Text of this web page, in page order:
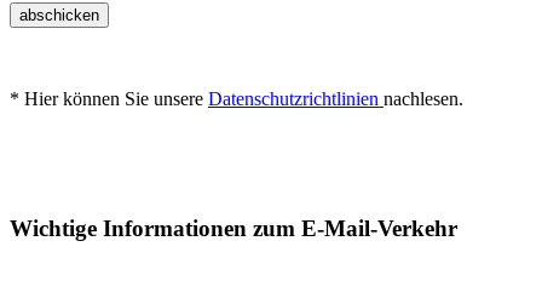
abschicken
* Hier können Sie unsere Datenschutzrichtlinien nachlesen.
Wichtige Informationen zum E-Mail-Verkehr